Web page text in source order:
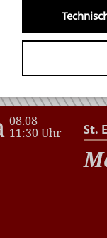
08.08
11:30 Uhr St.